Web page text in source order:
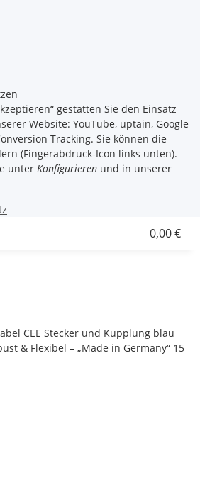
gestatten Sie den Einsatz
Website: YouTube, uptain, Google
Tracking. Sie können die
(Fingerabdruck-Icon links unten).
unter Konfigurieren und in unserer
0,00 €